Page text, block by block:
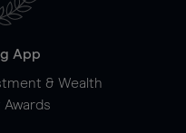
App
& Wealth